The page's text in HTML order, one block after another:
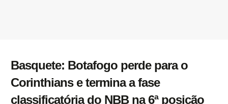
Basquete: Botafogo perde para o
Corinthians e termina a fase
classificatória do NBB na 6ª posição